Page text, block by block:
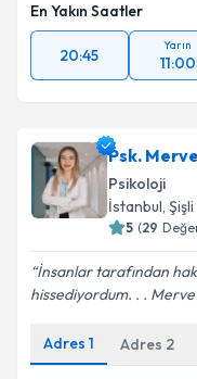
En Yakın Saatler
20:45
Yarın
11:00
Psk.
Psikoloji
İstanbul, Şişli
5 (29
İnsanlar tarafından
hissediyordum. . .
Adres 1 Adres 2